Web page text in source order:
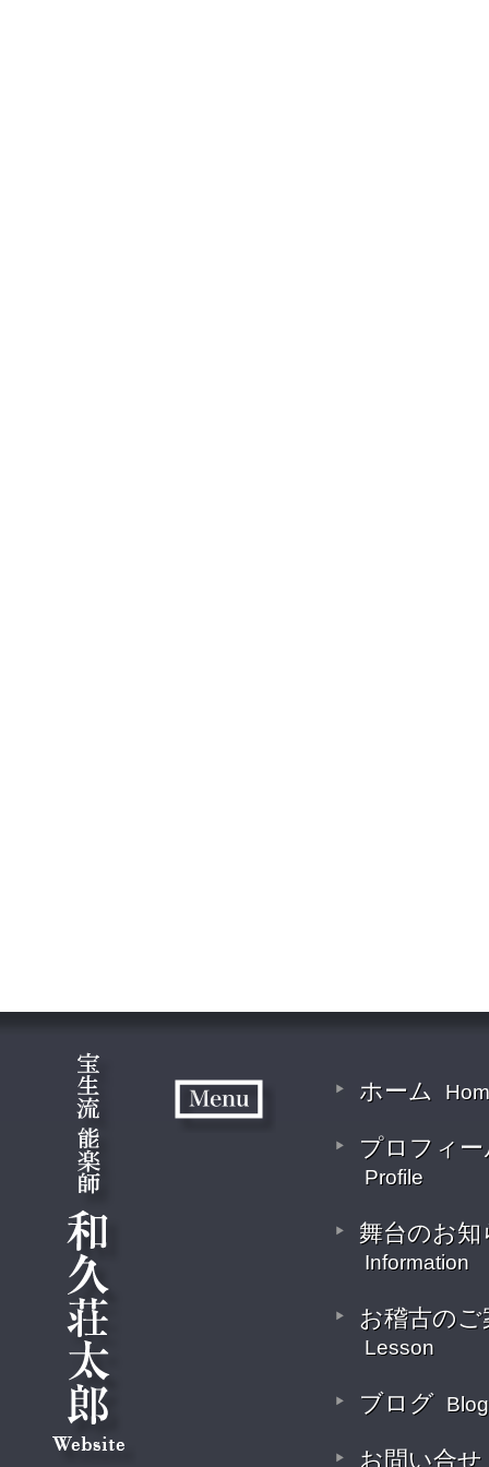
ホーム
プロフィー
Profile
舞台のお知
Information
お稽古のご
Lesson
ブログ Blog
お問い合せ